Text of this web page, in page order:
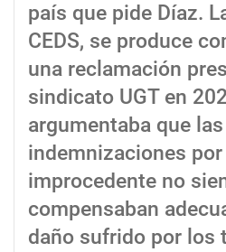
país que pide Díaz.
CEDS, se produce
una reclamación
sindicato UGT en
argumentaba que las
indemnizaciones
improcedente no
compensaban
daño sufrido por los